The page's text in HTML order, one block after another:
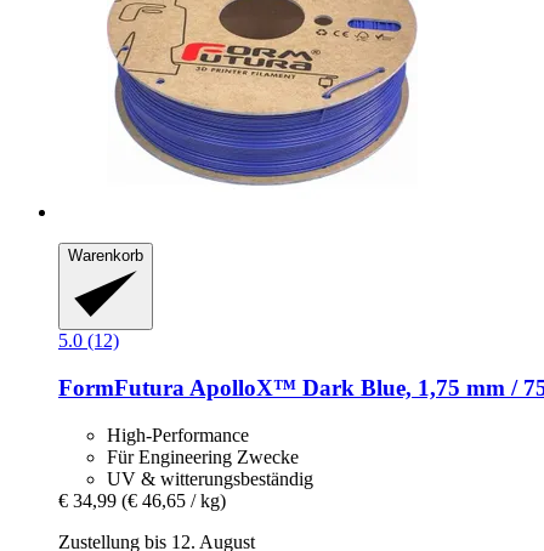
Warenkorb
5.0 (12)
FormFutura ApolloX™ Dark Blue, 1,75 mm /
High-Performance
Für Engineering Zwecke
UV & witterungsbeständig
€ 34,99 (€ 46,65 / kg)
Zustellung bis 12. August